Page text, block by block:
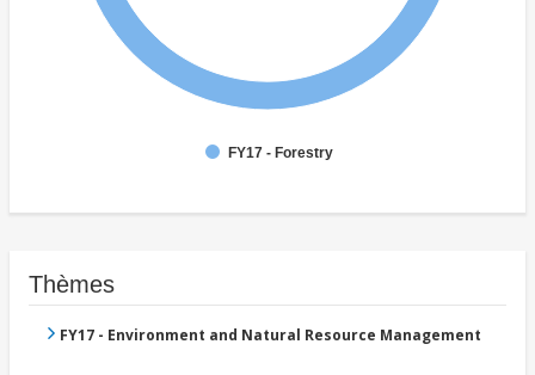
FY17 - Forestry
Thèmes
FY17 - Environment and Natural Resource Management